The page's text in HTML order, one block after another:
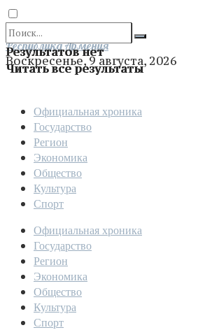
Результатов нет
Читать все результаты
Отправить
Республика Армения
Воскресенье, 9 августа, 2026
Официальная хроника
Государство
Регион
Экономика
Общество
Культура
Спорт
Официальная хроника
Государство
Регион
Экономика
Общество
Культура
Спорт